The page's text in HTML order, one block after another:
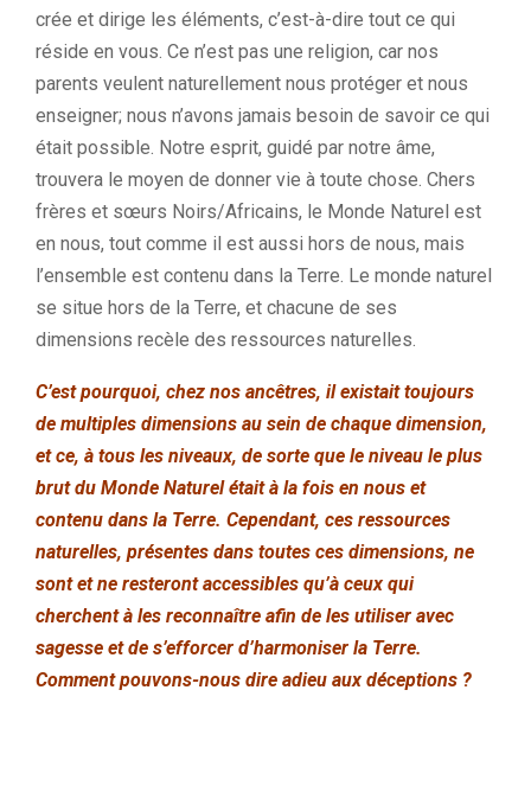
crée et dirige les éléments, c’est-à-dire tout ce qui
réside en vous. Ce n’est pas une religion, car nos
parents veulent naturellement nous protéger et nous
enseigner; nous n’avons jamais besoin de savoir ce qui
était possible. Notre esprit, guidé par notre âme,
trouvera le moyen de donner vie à toute chose. Chers
frères et sœurs Noirs/Africains, le Monde Naturel est
en nous, tout comme il est aussi hors de nous, mais
l’ensemble est contenu dans la Terre. Le monde naturel
se situe hors de la Terre, et chacune de ses
dimensions recèle des ressources naturelles.
C’est pourquoi, chez nos ancêtres, il existait toujours
de multiples dimensions au sein de chaque dimension,
et ce, à tous les niveaux, de sorte que le niveau le plus
brut du Monde Naturel était à la fois en nous et
contenu dans la Terre. Cependant, ces ressources
naturelles, présentes dans toutes ces dimensions, ne
sont et ne resteront accessibles qu’à ceux qui
cherchent à les reconnaître afin de les utiliser avec
sagesse et de s’efforcer d’harmoniser la Terre.
Comment pouvons-nous dire adieu aux déceptions ?